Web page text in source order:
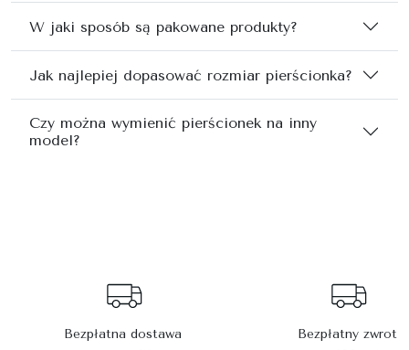
W jaki sposób są pakowane produkty?
Jak najlepiej dopasować rozmiar pierścionka?
Czy można wymienić pierścionek na inny
model?
Bezpłatna dostawa
Bezpłatny zwrot